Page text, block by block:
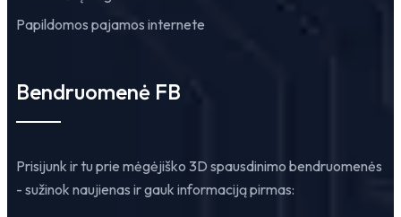
Papildomos pajamos internete
Bendruomenė FB
Prisijunk ir tu prie mėgėjiško 3D spausdinimo bendruomenės
- sužinok naujienas ir gauk informaciją pirmas: